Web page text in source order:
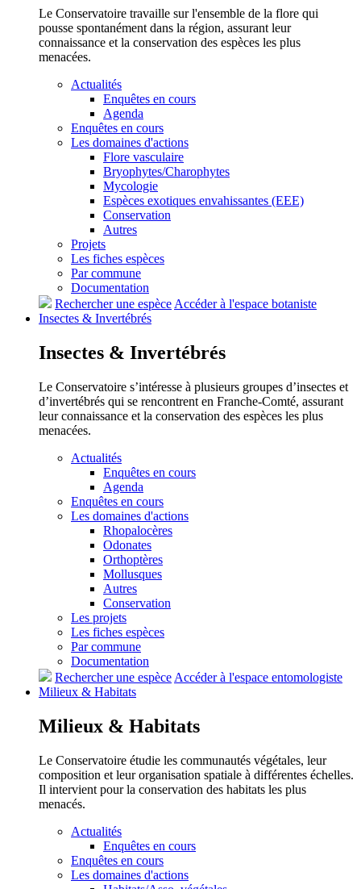
Le Conservatoire travaille sur l'ensemble de la flore qui
pousse spontanément dans la région, assurant leur
connaissance et la conservation des espèces les plus
menacées.
Actualités
Enquêtes en cours
Agenda
Enquêtes en cours
Les domaines d'actions
Flore vasculaire
Bryophytes/Charophytes
Mycologie
Espèces exotiques envahissantes (EEE)
Conservation
Autres
Projets
Les fiches espèces
Par commune
Documentation
Rechercher une espèceAccéder à l'espace botaniste
Insectes & Invertébrés
Insectes & Invertébrés
Le Conservatoire s’intéresse à plusieurs groupes d’insectes et
d’invertébrés qui se rencontrent en Franche-Comté, assurant
leur connaissance et la conservation des espèces les plus
menacées.
Actualités
Enquêtes en cours
Agenda
Enquêtes en cours
Les domaines d'actions
Rhopalocères
Odonates
Orthoptères
Mollusques
Autres
Conservation
Les projets
Les fiches espèces
Par commune
Documentation
Rechercher une espèce Accéder à l'espace entomologiste
Milieux & Habitats
Milieux & Habitats
Le Conservatoire étudie les communautés végétales, leur
composition et leur organisation spatiale à différentes échelles.
Il intervient pour la conservation des habitats les plus
menacés.
Actualités
Enquêtes en cours
Enquêtes en cours
Les domaines d'actions